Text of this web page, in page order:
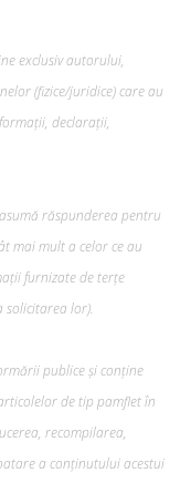
exclusiv autorului,
(fizice/juridice) care au
declarații,
răspunderea pentru
mai mult a celor ce au
furnizate de terțe
solicitarea lor).
publice și conține
de tip pamflet în
recompilarea,
a conținutului acestui